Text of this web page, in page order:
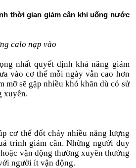
thời gian giảm cân khi uống nước
calo nạp vào
nhất quyết định khả năng giảm
vào cơ thể mỗi ngày vẫn cao hơn
mỡ sẽ gặp nhiều khó khăn dù có sử
xuyên.
cơ thể đốt cháy nhiều năng lượng
trình giảm cân. Những người duy
vận động thường xuyên thường
người ít vận động.